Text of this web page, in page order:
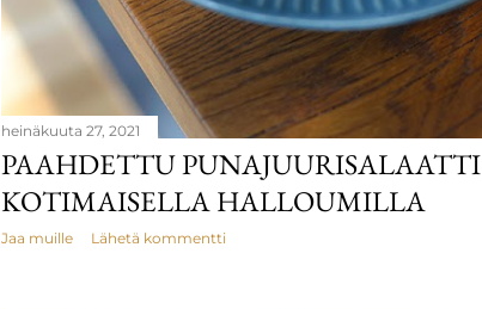
heinäkuuta 27, 2021
PAAHDETTU PUNAJUURISALAATTI
KOTIMAISELLA HALLOUMILLA
Jaa muille Lähetä kommentti